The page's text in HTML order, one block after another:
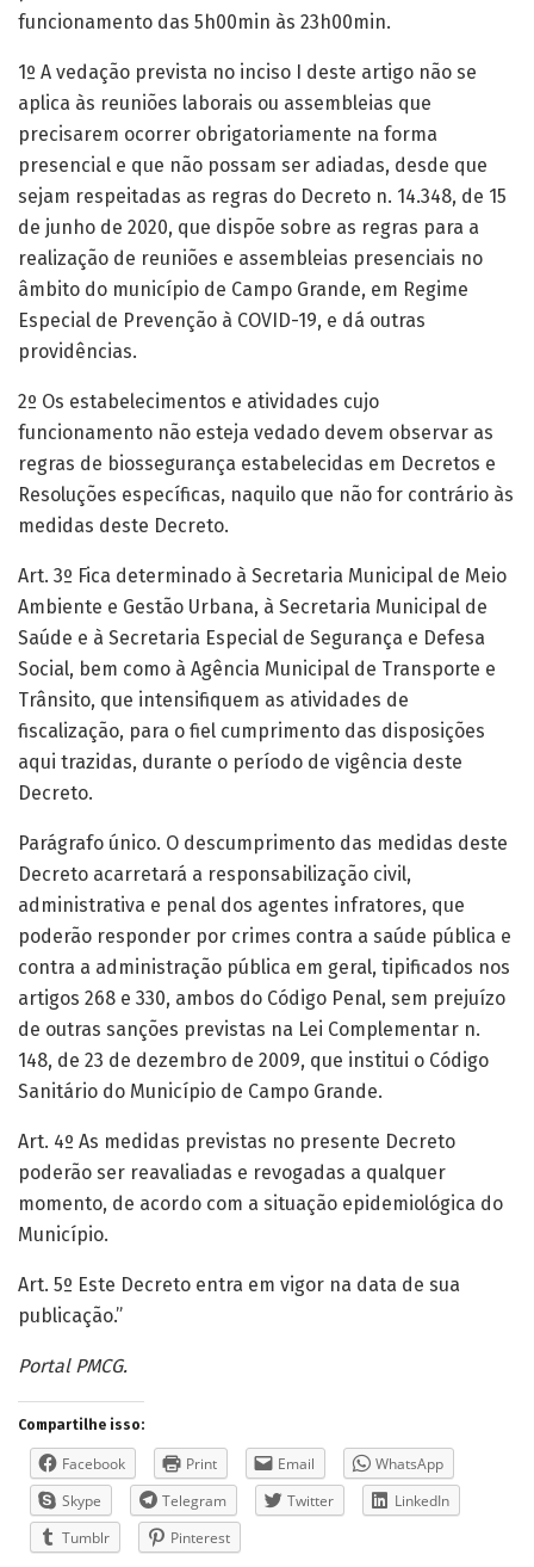
funcionamento das 5h00min às 23h00min.
1º A vedação prevista no inciso I deste artigo não se
aplica às reuniões laborais ou assembleias que
precisarem ocorrer obrigatoriamente na forma
presencial e que não possam ser adiadas, desde que
sejam respeitadas as regras do Decreto n. 14.348, de 15
de junho de 2020, que dispõe sobre as regras para a
realização de reuniões e assembleias presenciais no
âmbito do município de Campo Grande, em Regime
Especial de Prevenção à COVID-19, e dá outras
providências.
2º Os estabelecimentos e atividades cujo
funcionamento não esteja vedado devem observar as
regras de biossegurança estabelecidas em Decretos e
Resoluções específicas, naquilo que não for contrário às
medidas deste Decreto.
Art. 3º Fica determinado à Secretaria Municipal de Meio
Ambiente e Gestão Urbana, à Secretaria Municipal de
Saúde e à Secretaria Especial de Segurança e Defesa
Social, bem como à Agência Municipal de Transporte e
Trânsito, que intensifiquem as atividades de
fiscalização, para o fiel cumprimento das disposições
aqui trazidas, durante o período de vigência deste
Decreto.
Parágrafo único. O descumprimento das medidas deste
Decreto acarretará a responsabilização civil,
administrativa e penal dos agentes infratores, que
poderão responder por crimes contra a saúde pública e
contra a administração pública em geral, tipificados nos
artigos 268 e 330, ambos do Código Penal, sem prejuízo
de outras sanções previstas na Lei Complementar n.
148, de 23 de dezembro de 2009, que institui o Código
Sanitário do Município de Campo Grande.
Art. 4º As medidas previstas no presente Decreto
poderão ser reavaliadas e revogadas a qualquer
momento, de acordo com a situação epidemiológica do
Município.
Art. 5º Este Decreto entra em vigor na data de sua
publicação.”
Portal PMCG.
Compartilhe isso:
Facebook Print Email
WhatsApp
Skype
Telegram Twitter
LinkedIn
Tumblr
Pinterest